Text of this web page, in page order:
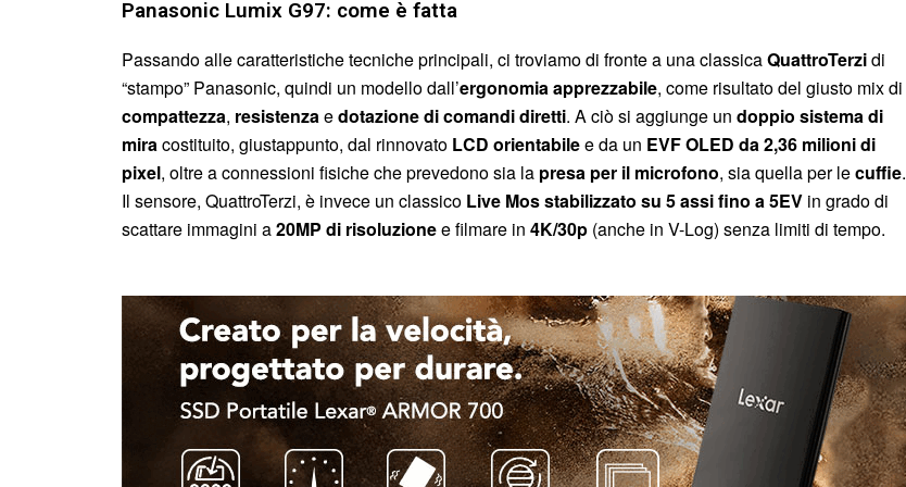
Panasonic Lumix G97: come è fatta
Passando alle caratteristiche tecniche principali, ci troviamo di fronte a una classicaQuattroTerzidi
“stampo” Panasonic, quindi un modello dall’ergonomia apprezzabile, come risultato del giusto mix di
compattezza, resistenzaedotazione di comandi diretti. A ciò si aggiunge un doppio sistema di
miracostituito, giustappunto, dal rinnovato LCD orientabilee da un EVF OLED da 2,36 milioni di
pixel, oltre a connessioni fisiche che prevedono sia la presa per il microfono, sia quella per lecuffie.
Il sensore, QuattroTerzi, è invece un classico Live Mos stabilizzato su 5 assi fino a 5EV in grado di
scattare immagini a20MP di risoluzionee filmare in 4K/30p (anche in V-Log) senza limiti di tempo.